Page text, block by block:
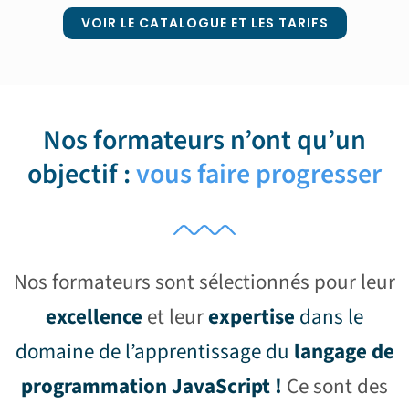
VOIR LE CATALOGUE ET LES TARIFS
Nos formateurs n’ont qu’un
objectif :vous faire progresser
Nos formateurs sont sélectionnés pour leur
excellence et leurexpertise dans le
domaine del’apprentissage du langage de
programmation JavaScript ! Ce sont des